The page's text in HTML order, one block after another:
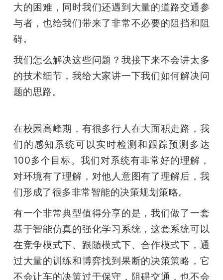
大的困难，同时我们还遇到大量的道路交通参
与者，也给我们带来了非常不必要的阻挡和阻
碍。
我们怎么解决这些问题？我接下来不会讲太多
的技术细节，我给大家讲一下我们如何解决问
题的思路。
在校园高峰期，有很多行人在大面积走路，我
们的感知系统可以实时检测和跟踪预测多达
100多个目标。我们对系统有非常好的理解，
对环境有了理解，对他人意图有了理解后，我
们形成了很多非常智能的决策规划策略。
有一个非常典型值得分享的是，我们做了一套
基于智能仿真的强化学习系统，这套系统可以
在竞争模式下、跟随模式下、合作模式下，通
过大量的训练和博弈找到果断的决策策略，它
不会让车的决策过于保守，阻碍交通，也不会